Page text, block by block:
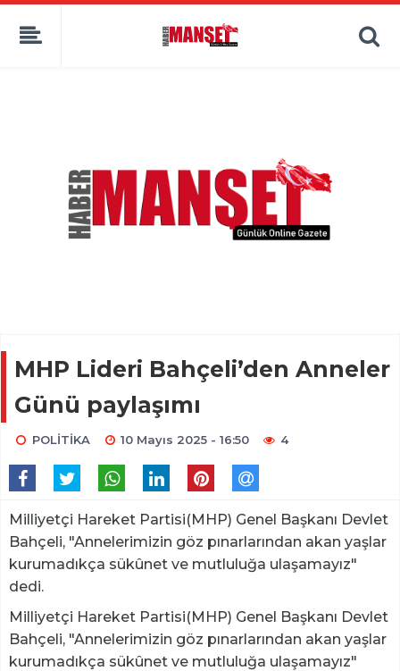
MHP Lideri Bahçeli’den Anneler
Günü paylaşımı
POLİTİKA 10 Mayıs 2025 - 16:50 4
Milliyetçi Hareket Partisi(MHP) Genel Başkanı Devlet
Bahçeli, "Annelerimizin göz pınarlarından akan yaşlar
kurumadıkça sükûnet ve mutluluğa ulaşamayız"
dedi.
Milliyetçi Hareket Partisi(MHP) Genel Başkanı Devlet
Bahçeli, "Annelerimizin göz pınarlarından akan yaşlar
kurumadıkça sükûnet ve mutluluğa ulaşamayız"